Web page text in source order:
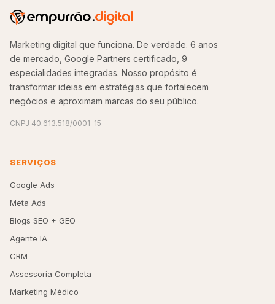
Marketing digital que funciona. De verdade. 6 anos
de mercado, Google Partners certificado, 9
especialidades integradas. Nosso propósito é
transformar ideias em estratégias que fortalecem
negócios e aproximam marcas do seu público.
CNPJ 40.613.518/0001-15
SERVIÇOS
Google Ads
Meta Ads
Blogs SEO + GEO
Agente IA
CRM
Assessoria Completa
Marketing Médico